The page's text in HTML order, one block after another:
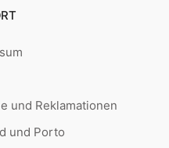
und Reklamationen
und Porto